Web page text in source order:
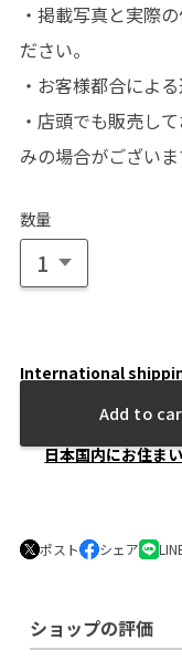
・掲載写真と実際
ださい。
・お客様都合によ
・店頭でも販売し
みの場合がございま
数量
International
Add to
日本国内にお住ま
ポスト シェア
ショップの評価